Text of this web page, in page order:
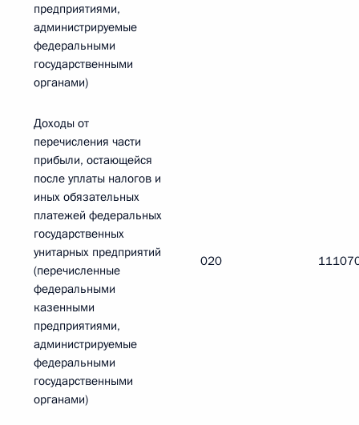
предприятиями,
администрируемые
федеральными
государственными
органами)
Доходы от
перечисления части
прибыли, остающейся
после уплаты налогов и
иных обязательных
платежей федеральных
государственных
унитарных предприятий
(перечисленные
федеральными
казенными
предприятиями,
администрируемые
федеральными
государственными
органами)
020